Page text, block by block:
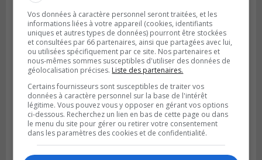
LONGUEUIL
Publié le 26 juillet 2026 à 15h54
Le Marché saisonnier de Longueuil débute
sa troisième édition
Vos données à caractère personnel seront traitées, et les
informations liées à votre appareil (cookies, identifiants
uniques et autres types de données) pourront être stockées
et consultées par 66 partenaires, ainsi que partagées avec lui,
ou utilisées spécifiquement par ce site. Nos partenaires et
nous-mêmes sommes susceptibles d'utiliser des données de
géolocalisation précises. Liste des partenaires.
Certains fournisseurs sont susceptibles de traiter vos
données à caractère personnel sur la base de l'intérêt
légitime. Vous pouvez vous y opposer en gérant vos options
ci-dessous. Recherchez un lien en bas de cette page ou dans
le menu du site pour gérer ou retirer votre consentement
dans les paramètres des cookies et de confidentialité.